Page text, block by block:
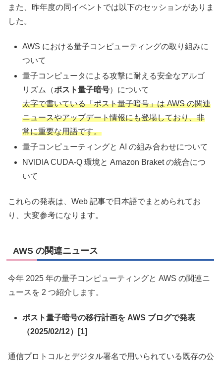
また、昨年度の同イベントでは以下のセッションがありま
した。
AWS における量子コンピューティングの取り組みに
ついて
量子コンピュータによる攻撃に耐える安全なアルゴ
リズム（ポスト量子暗号）について
太字で書いている「ポスト量子暗号」は AWS の関連
ニュースやアップデート情報にも登場しており、非
常に重要な用語です。
量子コンピューティングと AI の組み合わせについて
NVIDIA CUDA-Q 環境と Amazon Braket の統合につ
いて
これらの発表は、Web 記事で日本語でまとめられてお
り、大変参考になります。
AWS の関連ニュース
今年 2025 年の量子コンピューティングと AWS の関連ニ
ュースを 2 つ紹介します。
ポスト量子暗号の移行計画を AWS ブログで発表
（2025/02/12）[1]
通信プロトコルとデジタル署名で用いられている既存の公